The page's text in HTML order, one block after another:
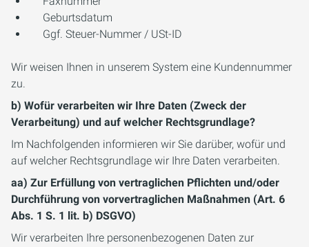
Geburtsdatum
Ggf. Steuer-Nummer / USt-ID
Wir weisen Ihnen in unserem System eine Kundennummer
zu.
b) Wofür verarbeiten wir Ihre Daten (Zweck der
Verarbeitung) und auf welcher Rechtsgrundlage?
Im Nachfolgenden informieren wir Sie darüber, wofür und
auf welcher Rechtsgrundlage wir Ihre Daten verarbeiten.
aa) Zur Erfüllung von vertraglichen Pflichten und/oder
Durchführung von vorvertraglichen Maßnahmen (Art. 6
Abs. 1 S. 1 lit. b) DSGVO)
Wir verarbeiten Ihre personenbezogenen Daten zur